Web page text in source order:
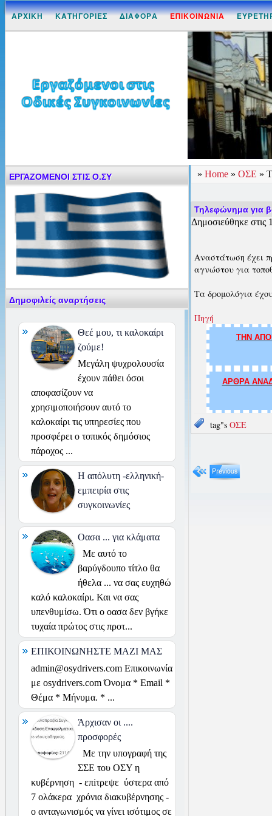
ΑΡΧΙΚΗ ΚΑΤΗΓΟΡΙΕΣ ΔΙΑΦΟΡΑ ΕΠΙΚΟΙΝΩΝΙΑ
» Home » ΟΣΕ »
Τηλεφώνημα για
Δημοσιεύθηκε στις
Αναστάτωση έχει
αγνώστου για
Τα δρομολόγια
Πηγή
ΤΗΝ
ΑΡΘΡΑ
tag"s ΟΣΕ
ΕΡΓΑΖΟΜΕΝΟΙ ΣΤΙΣ Ο.ΣΥ
Δημοφιλείς αναρτήσεις
Θεέ μου, τι καλοκαίρι
ζούμε!
Μεγάλη ψυχρολουσία
έχουν πάθει όσοι
αποφασίζουν να
χρησιμοποιήσουν αυτό το
καλοκαίρι τις υπηρεσίες που
προσφέρει ο τοπικός δημόσιος
πάροχος ...
H απόλυτη -ελληνική-
εμπειρία στις
συγκοινωνίες
Οασα ... για κλάματα
Με αυτό το
βαρύγδουπο τίτλο θα
ήθελα ... να σας ευχηθώ
καλό καλοκαίρι. Και να σας
υπενθυμίσω. Ότι ο οασα δεν βγήκε
τυχαία πρώτος στις προτ...
ΕΠΙΚΟΙΝΩΝΗΣΤΕ ΜΑΖΙ ΜΑΣ
admin@osydrivers.com Επικοινωνία
με osydrivers.com Όνομα * Email *
Θέμα * Μήνυμα. * ...
Άρχισαν οι ....
προσφορές
Με την υπογραφή της
ΣΣΕ του ΟΣΥ η
κυβέρνηση - επiτρεψε ύστερα από
7 ολάκερα χρόνια διακυβέρνησης -
ο ανταγωνισμός να γίνει ισότιμος σε